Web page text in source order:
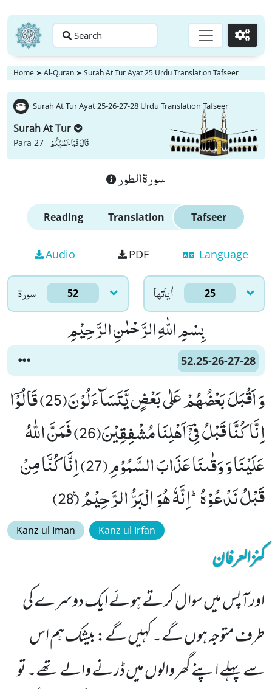
Search Go
Home ➤ Al-Quran ➤ Surah At Tur Ayat 25 Urdu Translation Tafseer
Surah At Tur Ayat 25-26-27-28 Urdu Translation Tafseer
Surah At Tur
Para 27 -قَالَ فَمَا خَطْبُكُمْ
سورة الطور
Reading Translation Tafseer
Audio PDF Language
سورۃ 52 اٰياتها 25
بِسْمِ اللّٰهِ الرَّحْمٰنِ الرَّحِیْمِ
52.25-26-27-28
وَ اَقْبَلَ بَعْضُهُمْ عَلٰى بَعْضٍ یَّتَسَآءَلُوْنَ(25) قَالُوْۤا
اِنَّا كُنَّا قَبْلُ فِیْۤ اَهْلِنَا مُشْفِقِیْنَ(26) فَمَنَّ اللّٰهُ
عَلَیْنَا وَ وَقٰىنَا عَذَابَ السَّمُوْمِ(27) اِنَّا كُنَّا مِنْ
قَبْلُ نَدْعُوْهُؕ-اِنَّهٗ هُوَ الْبَرُّ الرَّحِیْمُ۠ (28)
Kanz ul Iman Kanz ul Irfan
کنزالعرفان
اورآپس میں سوال کرتے ہوئے ایک دوسرے کی
طرف متوجہ ہوں گے۔ کہیں گے: بیشک ہم اس
سے پہلے اپنے گھر والوں میں ڈرنے والے تھے۔ تو